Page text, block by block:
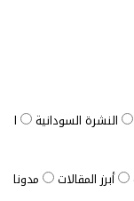
النشرة السودانية
أبرز المقالات مدونات